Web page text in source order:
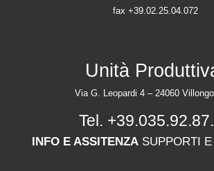
fax +39.02.25.04.072
Unità
Via G. Leopardi 4 – 24060
Tel.
INFO E ASSITENZA SUPPORTI